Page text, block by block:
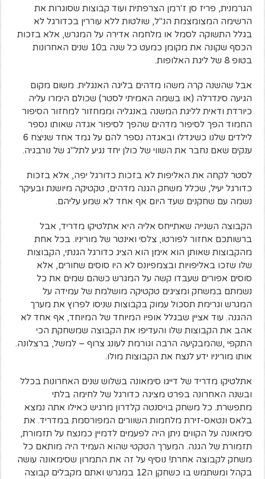
הגרמנית, פריז סן ז'רמן הצרפתית ועוד קבוצות שסוגרות את
הרשימה המצומצמת הנ"ל, שולטות ללא עוררין בכדורגל לא
בגלל התשוקה לסמל או מלחמה אדירה על המגרש, אלא בזכות
הכסף שקונה את מקומן כמעט כל שנה ב10 שנים האחרונות
בטופ 8 של ליגת האלופות.
אבל שהשנה קרה משהו מדהים בליגה האנגלית. משום מקום
הגיעה סינדרלה (או בשמה האמיתי לסטר) שכולם הימרו עליה
כיורדת ודאית לליגת המשנה באנגליה וממחזור למחזור הסיפור
החמוד הפך לסיפור מדהים שהפך לסיפור אגדה שאותו נספר
לילדים שלנו כשיגדלו ובאגדה נספר להם על גמד אחד שניצח 6
ענקים שאם נחבר את השווי של כולן יחד נגיע לתל"ג של נורבגיה.
לסטר לקחה את האליפות לא בזכות כדורגל יפה, אלא בזכות
כדורגל יעיל, שכלל משחק הגנה מדהים, טקטיקה מיושנת ובעיקר
נשמה עם שחקנים שעד היום אף אחד לא שמע עליהם.
הקבוצה השנייה שאתייחס אליה היא אתלטיקו מדריד, אבל
ברשותכם אחזור לפורטו, צלסי ואינטר של מוריניו. בכל אחת
מהקבוצות שאותן הוא אימן הוא הציג כדורגל הגנתי, הקבוצות
שלו שזכו באליפויות ובצמפיונס לא היו סוסים שחורים, אלא
סוסים אפורים שעבדו קשה על המגרש כשהם שמים את כל
נשמתם במשחק ומציגים טקטיקה מושלמת של עמידה על
המגרש וגרימת תסכול עמוק בקבוצות שניסו לפרוץ את מערך
ההגנה. עוד אציין שבגלל אופיו המיוחד של המיוחד, אף אחד לא
אהב את הקבוצות שלו והעדיפו את הקבוצה שמשחקת הכי
התקפי ,שהמבקיעה הרבה וגורמת לעונג צרוף – למשל, ברצלונה.
אותו מוריניו ידע לנצח את הקבוצות מולו.
אתלטיקו מדריד של דייגו סימאונה בשלוש שנים האחרונות בכלל
ובשנה האחרונה בפרט מציגה כדורגל של לחימה בלתי
מתפשרת. כל משחק בויסנטה קלדרון מרגיש כאילו אתה נמצא
בלאס ונטאס-זירת מלחמות השוורים המפורסמת במדריד. את
סימאונה על הקווים ניתן היה לפעמים לדמיין כמנצח על תזמורת,
תזמורת של הגנה. המערך הטקטי שהוא העמיד היה מותאם כל
משחק לקבוצה אחרת! נוסיף על זה את התמרון שסימאונה עושה
בקהל ומשתמש בו כשחקן ה12 במגרש ואתם מקבלים קבוצה